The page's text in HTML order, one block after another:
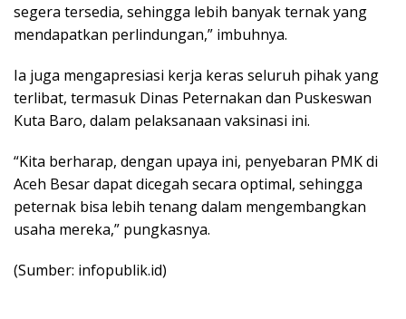
segera tersedia, sehingga lebih banyak ternak yang
mendapatkan perlindungan,” imbuhnya.
Ia juga mengapresiasi kerja keras seluruh pihak yang
terlibat, termasuk Dinas Peternakan dan Puskeswan
Kuta Baro, dalam pelaksanaan vaksinasi ini.
“Kita berharap, dengan upaya ini, penyebaran PMK di
Aceh Besar dapat dicegah secara optimal, sehingga
peternak bisa lebih tenang dalam mengembangkan
usaha mereka,” pungkasnya.
(Sumber: infopublik.id)